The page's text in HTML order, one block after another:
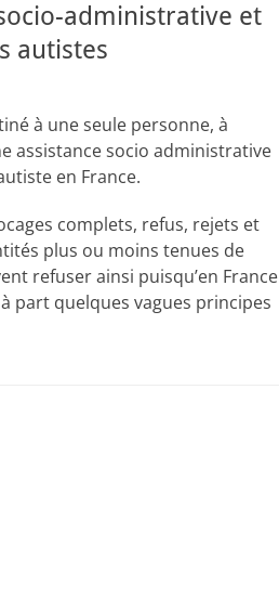
socio-administrative et
autistes
à une seule personne, à
assistance socio administrative
en France.
complets, refus, rejets et
plus ou moins tenues de
refuser ainsi puisqu’en France
part quelques vagues principes